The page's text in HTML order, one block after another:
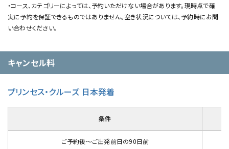
・コース、カテゴリーによっては、予約いただけない場合があります。現時点で確
実に予約を保証できるものではありません。空き状況については、予約時にお問
い合わせください。
キャンセル料
プリンセス・クルーズ 日本発着
条件
ご予約後～ご出発前日の90日前